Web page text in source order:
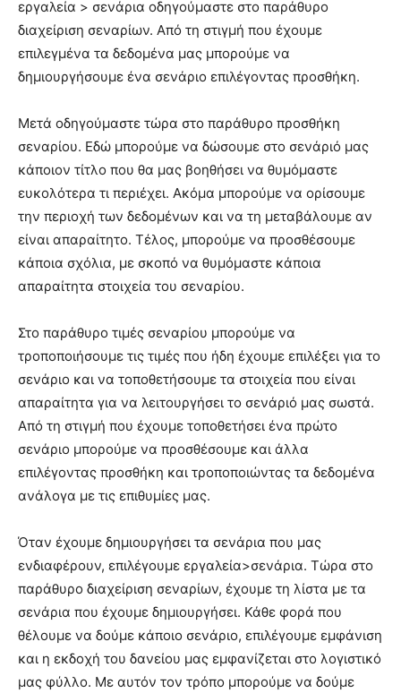
εργαλεία > σενάρια οδηγούμαστε στο παράθυρο
διαχείριση σεναρίων. Από τη στιγμή που έχουμε
επιλεγμένα τα δεδομένα μας μπορούμε να
δημιουργήσουμε ένα σενάριο επιλέγοντας προσθήκη.
Μετά οδηγούμαστε τώρα στο παράθυρο προσθήκη
σεναρίου. Εδώ μπορούμε να δώσουμε στο σενάριό μας
κάποιον τίτλο που θα μας βοηθήσει να θυμόμαστε
ευκολότερα τι περιέχει. Ακόμα μπορούμε να ορίσουμε
την περιοχή των δεδομένων και να τη μεταβάλουμε αν
είναι απαραίτητο. Τέλος, μπορούμε να προσθέσουμε
κάποια σχόλια, με σκοπό να θυμόμαστε κάποια
απαραίτητα στοιχεία του σεναρίου.
Στο παράθυρο τιμές σεναρίου μπορούμε να
τροποποιήσουμε τις τιμές που ήδη έχουμε επιλέξει για το
σενάριο και να τοποθετήσουμε τα στοιχεία που είναι
απαραίτητα για να λειτουργήσει το σενάριό μας σωστά.
Από τη στιγμή που έχουμε τοποθετήσει ένα πρώτο
σενάριο μπορούμε να προσθέσουμε και άλλα
επιλέγοντας προσθήκη και τροποποιώντας τα δεδομένα
ανάλογα με τις επιθυμίες μας.
Όταν έχουμε δημιουργήσει τα σενάρια που μας
ενδιαφέρουν, επιλέγουμε εργαλεία>σενάρια. Τώρα στο
παράθυρο διαχείριση σεναρίων, έχουμε τη λίστα με τα
σενάρια που έχουμε δημιουργήσει. Κάθε φορά που
θέλουμε να δούμε κάποιο σενάριο, επιλέγουμε εμφάνιση
και η εκδοχή του δανείου μας εμφανίζεται στο λογιστικό
μας φύλλο. Με αυτόν τον τρόπο μπορούμε να δούμε